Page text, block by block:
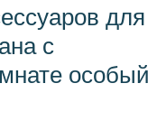
для
с
особый